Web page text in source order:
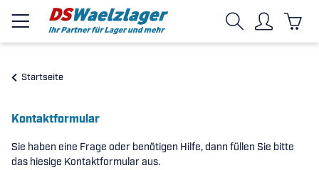
Startseite
Kontaktformular
Sie haben eine Frage oder benötigen Hilfe, dann füllen Sie bitte
das hiesige Kontaktformular aus.